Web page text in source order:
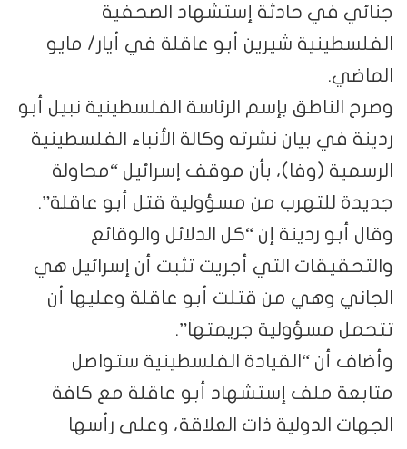
جنائي في حادثة إستشهاد الصحفية
الفلسطينية شيرين أبو عاقلة في أيار/ مايو
الماضي.
وصرح الناطق بإسم الرئاسة الفلسطينية نبيل أبو
ردينة في بيان نشرته وكالة الأنباء الفلسطينية
الرسمية (وفا)، بأن موقف إسرائيل “محاولة
جديدة للتهرب من مسؤولية قتل أبو عاقلة”.
وقال أبو ردينة إن “كل الدلائل والوقائع
والتحقيقات التي أجريت تثبت أن إسرائيل هي
الجاني وهي من قتلت أبو عاقلة وعليها أن
تتحمل مسؤولية جريمتها”.
وأضاف أن “القيادة الفلسطينية ستواصل
متابعة ملف إستشهاد أبو عاقلة مع كافة
الجهات الدولية ذات العلاقة، وعلى رأسها